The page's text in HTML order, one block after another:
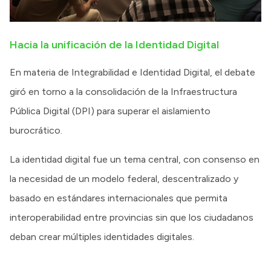
Hacia la unificación de la Identidad Digital
En materia de Integrabilidad e Identidad Digital, el debate
giró en torno a la consolidación de la Infraestructura
Pública Digital (DPI) para superar el aislamiento
burocrático.
La identidad digital fue un tema central, con consenso en
la necesidad de un modelo federal, descentralizado y
basado en estándares internacionales que permita
interoperabilidad entre provincias sin que los ciudadanos
deban crear múltiples identidades digitales.